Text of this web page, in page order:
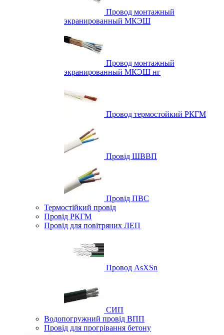
Провод монтажный
экранированный МКЭШ
Провод монтажный
экранированный МКЭШ нг
Провод термостойкий РКГМ
Провід ШВВП
Провід ПВС
Термостійкий провід
Провід РКГМ
Провід для повітряних ЛЕП
Провод AsXSn
СИП
Водопогружний провід ВПП
Провід для прогрівання бетону